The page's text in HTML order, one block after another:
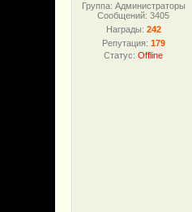
Группа: Администраторы
Сообщений:3405
Награды: 242
Репутация: 179
Статус:Offline